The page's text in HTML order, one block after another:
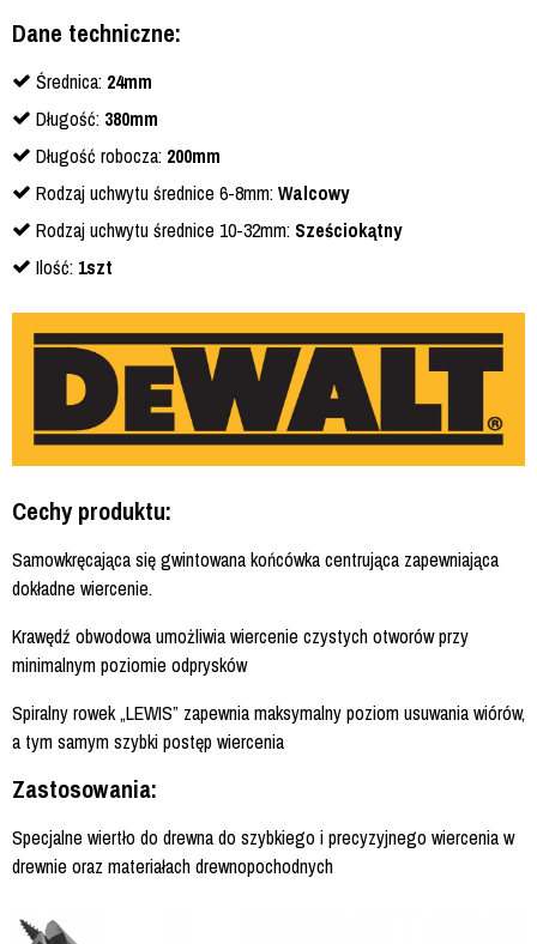
Dane techniczne:
Średnica: 24mm
Długość: 380mm
Długość robocza: 200mm
Rodzaj uchwytu średnice 6-8mm:Walcowy
Rodzaj uchwytu średnice 10-32mm: Sześciokątny
Ilość: 1szt
Cechy produktu:
Samowkręcająca się gwintowana końcówka centrująca zapewniająca
dokładne wiercenie.
Krawędź obwodowa umożliwia wiercenie czystych otworów przy
minimalnym poziomie odprysków
Spiralny rowek „LEWIS” zapewnia maksymalny poziom usuwania wiórów,
a tym samym szybki postęp wiercenia
Zastosowania:
Specjalne wiertło do drewna do szybkiego i precyzyjnego wiercenia w
drewnie oraz materiałach drewnopochodnych